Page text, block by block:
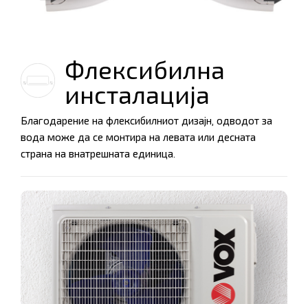
Флексибилна
инсталација
Благодарение на флексибилниот дизајн, одводот за
вода може да се монтира на левата или десната
страна на внатрешната единица.